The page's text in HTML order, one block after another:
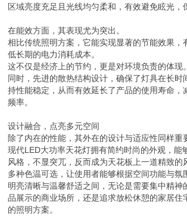
区域亮度充足且光线均匀柔和，有效避免眩光，
在能效方面，其表现尤为突出。
相比传统照明方案，它能实现显著的节能效果，
低长期的电力消耗成本。
这不仅是经济上的节约，更是对环境负责的体现。
同时，先进的散热结构设计，确保了灯具在长时
持性能稳定，从而有效延长了产品的使用寿命，
频率。
设计融合，点亮多元空间
除了内在的性能，其外在的设计与适应性同样重
现代LED大功率天花灯拥有简约时尚的外观，能
风格，不显突兀，反而成为天花板上一道精致的
多种色温可选，让使用者能够根据空间功能与氛
明亮清晰与温馨舒适之间，无论是需要集中精神
品展示的商业场所，还是追求放松休憩的家居住
的照明方案。